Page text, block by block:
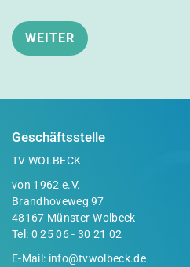
Geschäftsstelle
TV WOLBECK
von 1962 e.V.
Brandhoveweg 97
48167 Münster-Wolbeck
Tel: 0 25 06 - 30 21 02
E-Mail: info@tvwolbeck.de